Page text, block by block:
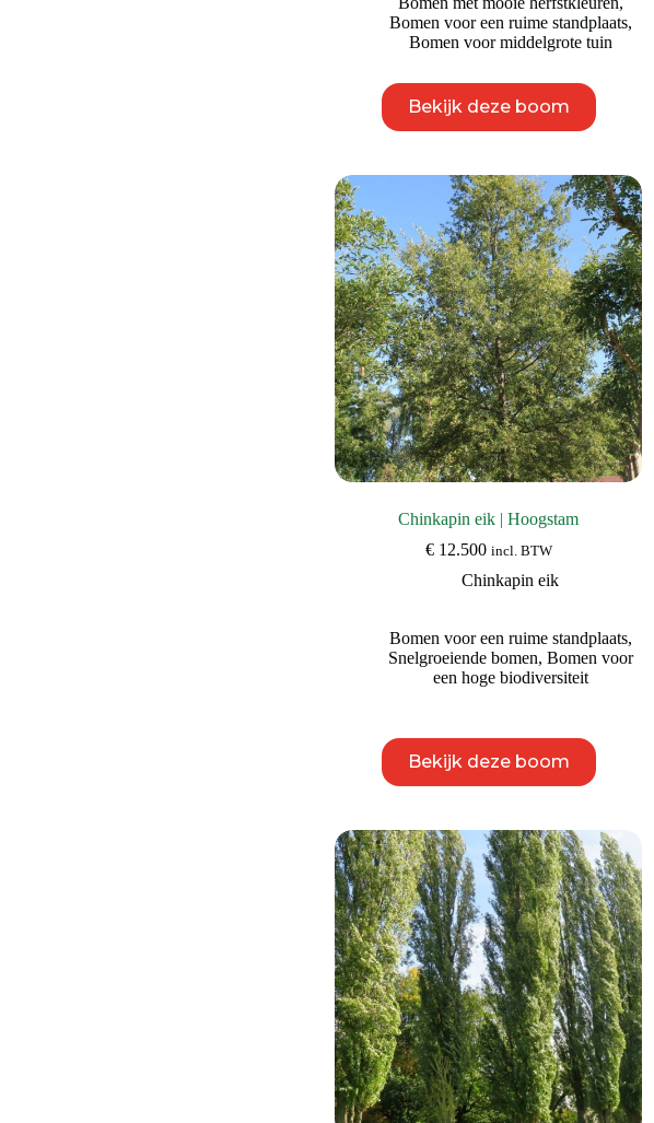
Bomen voor een ruime standplaats,
Bomen voor middelgrote tuin
Bekijk deze boom
product
heeft
Deze
optie
kan
gekozen
worden
op
de
productpagina
Chinkapin eik | Hoogstam
€12.500 incl. BTW
Chinkapin eik
Bomen voor een ruime standplaats,
Snelgroeiende bomen, Bomen voor
een hoge biodiversiteit
Bekijk deze boom
product
heeft
Deze
optie
kan
gekozen
worden
op
de
productpagina